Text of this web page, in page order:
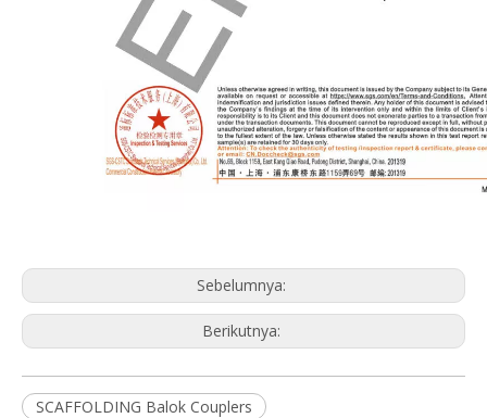
Sebelumnya:
Berikutnya:
SCAFFOLDING Balok Couplers